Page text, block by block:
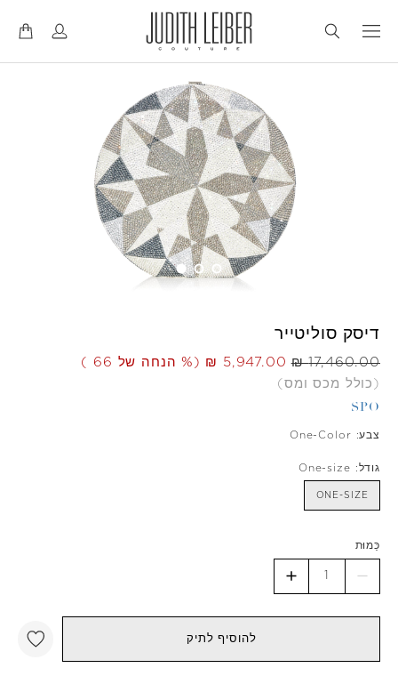
דיסק סוליטייר
היה עכשיו
(% הנחה של 66 )
(כולל מכס ומס)
SPO
צבע: One-Color
גודל: One-size
ONE-SIZE
כַּמוּת
להוסיף לתיק